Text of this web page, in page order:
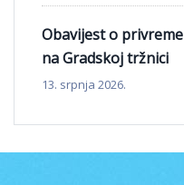
Obavijest o
na Gradskoj tržnici
13. srpnja 2026.